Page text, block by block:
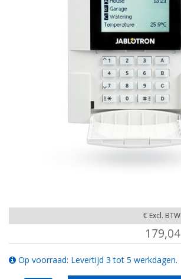
€ Excl. BTW
179,04
Op voorraad: Levertijd 3 tot 5 werkdagen.